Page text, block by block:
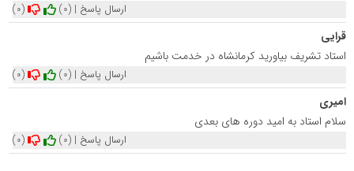
(0)
(0) ارسال پاسخ |
قرایی
استاد تشریف بیاورید کرمانشاه در خدمت باشیم
(0)
(0) ارسال پاسخ |
امیری
سلام استاد به امید دوره های بعدی
(0)
(0) ارسال پاسخ |